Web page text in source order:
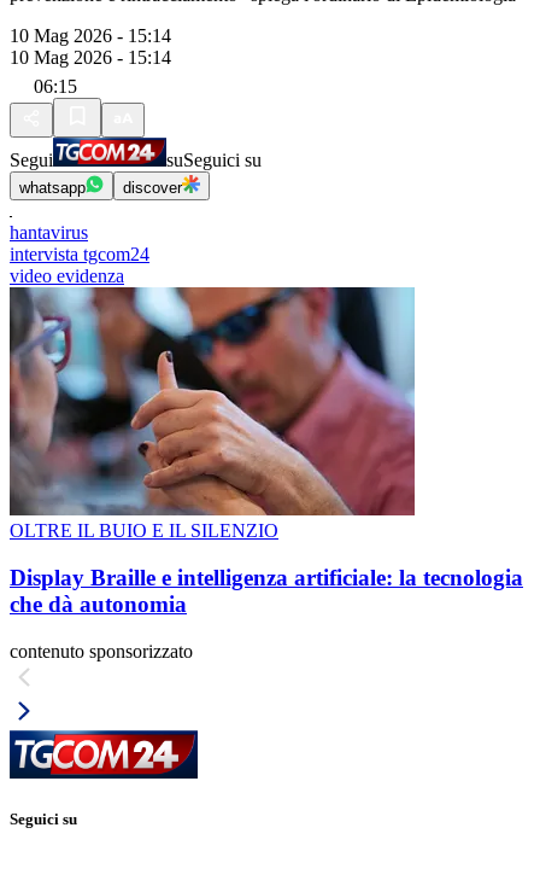
10 Mag 2026 - 15:14
10 Mag 2026 - 15:14
06:15
Segui suSeguici su
whatsapp discover
hantavirus
intervista tgcom24
video evidenza
OLTRE IL BUIO E IL SILENZIO
Display Braille e intelligenza artificiale: la tecnologia
che dà autonomia
contenuto sponsorizzato
Seguici su